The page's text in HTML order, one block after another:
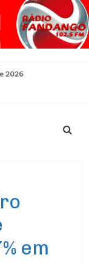
2026
em